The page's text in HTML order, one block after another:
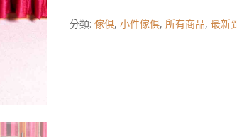
分類:傢俱,小件傢俱, 所有商品,最新